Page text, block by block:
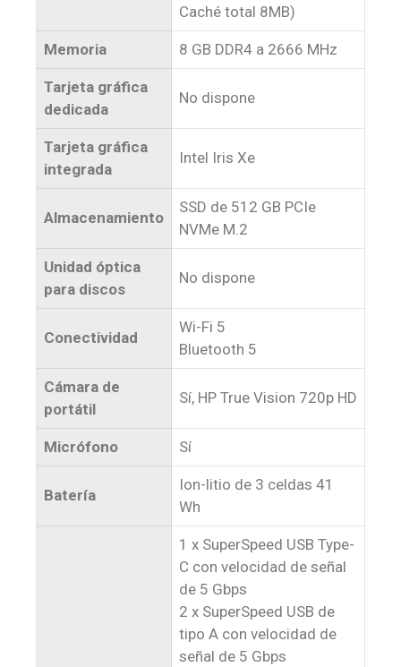
Caché total 8MB)
Memoria 8 GB DDR4 a 2666 MHz
Tarjeta gráfica
dedicada
No dispone
Tarjeta gráfica
integrada
Intel Iris Xe
Almacenamiento
SSD de 512 GB PCIe
NVMe M.2
Unidad óptica
para discos
No dispone
Conectividad
Wi-Fi 5
Bluetooth 5
Cámara de
portátil
Sí, HP True Vision 720p HD
Micrófono Sí
Batería
Ion-litio de 3 celdas 41
Wh
1 x SuperSpeed USB Type-
C con velocidad de señal
de 5 Gbps
2 x SuperSpeed USB de
tipo A con velocidad de
señal de 5 Gbps